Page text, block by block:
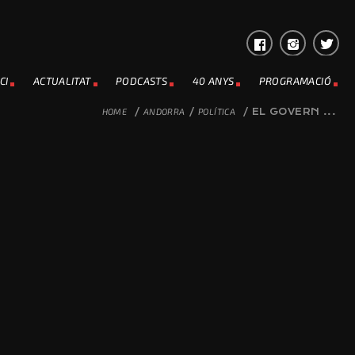
ACTUALITAT PODCASTS 40 ANYS PROGRAMACIÓ
HOME / ANDORRA / POLÍTICA / EL GOVERN ...